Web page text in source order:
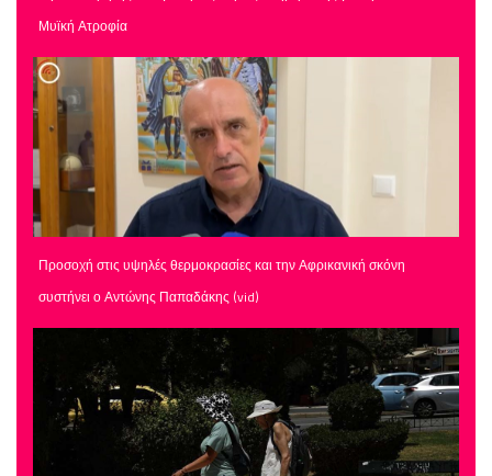
Μυϊκή Ατροφία
Προσοχή στις υψηλές θερμοκρασίες και την Αφρικανική σκόνη
συστήνει ο Αντώνης Παπαδάκης (vid)